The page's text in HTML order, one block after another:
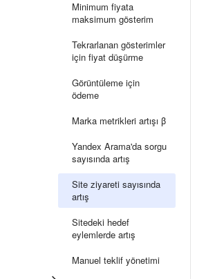
Minimum fiyata
maksimum gösterim
Tekrarlanan gösterimler
için fiyat düşürme
Görüntüleme için
ödeme
Marka metrikleri artışı β
Yandex Arama'da sorgu
sayısında artış
Site ziyareti sayısında
artış
Sitedeki hedef
eylemlerde artış
Manuel teklif yönetimi